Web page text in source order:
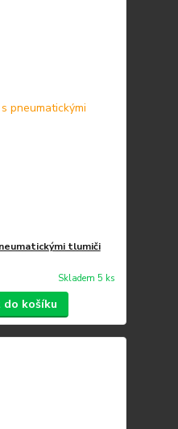
tlumiči
Skladem 5 ks
do košíku